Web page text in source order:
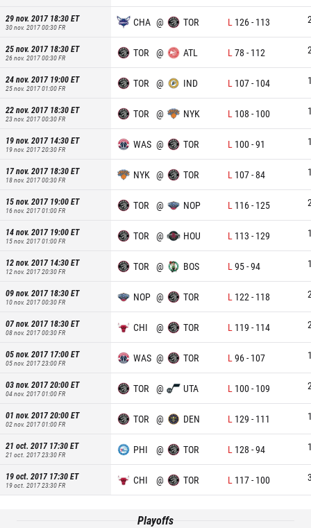
29 nov. 2017 18:30ET
30 nov. 2017 00:30FR CHA @ TOR L 126- 113
25 nov. 2017 18:30ET
26 nov. 2017 00:30FR TOR @ ATL L 78 - 112
24 nov. 2017 19:00ET
25 nov. 2017 01:00FR TOR @ IND L 107- 104
22 nov. 2017 18:30ET
23 nov. 2017 00:30FR TOR @ NYK L 108 - 100
19 nov. 2017 14:30ET
19 nov. 2017 20:30FR WAS @ TOR L 100-91
17 nov. 2017 18:30ET
18 nov. 2017 00:30FR NYK @ TOR L 107-84
15 nov. 2017 19:00ET
16 nov. 2017 01:00FR TOR @ NOP L 116- 125
14 nov. 2017 19:00ET
15 nov. 2017 01:00FR TOR @ HOU L 113 - 129
12 nov. 2017 14:30ET
12 nov. 2017 20:30FR TOR @ BOS L 95-94
09 nov. 2017 18:30ET
10 nov. 2017 00:30FR NOP @ TOR L 122 - 118
07 nov. 2017 18:30ET
08 nov. 2017 00:30FR CHI @ TOR L 119 - 114
05 nov. 2017 17:00ET
05 nov. 2017 23:00FR WAS @ TOR L 96- 107
03 nov. 2017 20:00ET
04 nov. 2017 01:00FR TOR @ UTA L 100- 109
01 nov. 2017 20:00ET
02 nov. 2017 01:00FR TOR @ DEN L 129 - 111
21 oct. 2017 17:30ET
21 oct. 2017 23:30FR PHI @ TOR L 128 -94
19 oct. 2017 17:30ET
19 oct. 2017 23:30FR CHI @ TOR L 117- 100
Playoffs